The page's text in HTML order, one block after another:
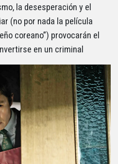
la desesperación y el
(no por nada la película
coreano”) provocarán el
en un criminal